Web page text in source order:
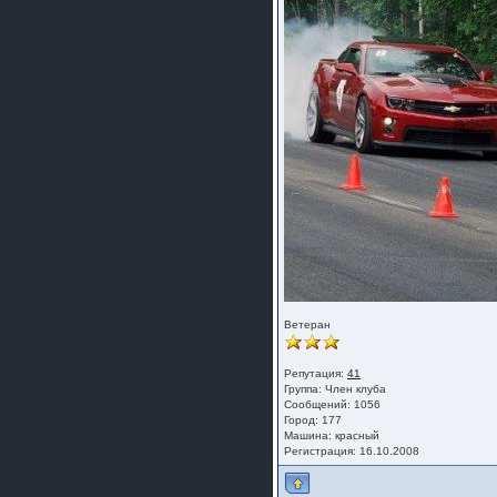
Ветеран
Репутация: 41
Группа: Член клуба
Сообщений: 1056
Город: 177
Машина: красный
Регистрация: 16.10.2008